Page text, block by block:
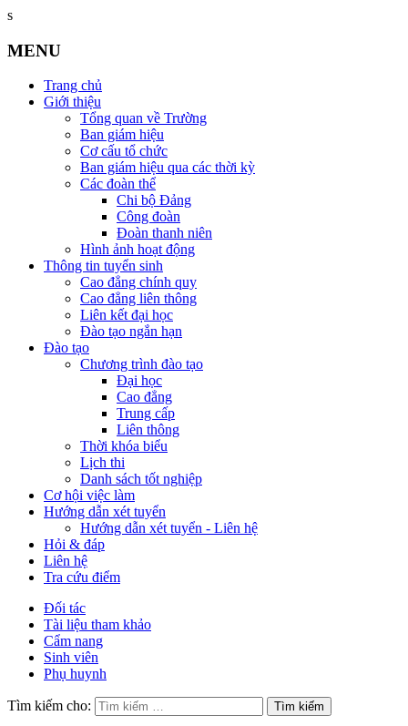
s
MENU
Trang chủ
Giới thiệu
Tổng quan về Trường
Ban giám hiệu
Cơ cấu tổ chức
Ban giám hiệu qua các thời kỳ
Các đoàn thể
Chi bộ Đảng
Công đoàn
Đoàn thanh niên
Hình ảnh hoạt động
Thông tin tuyển sinh
Cao đẳng chính quy
Cao đẳng liên thông
Liên kết đại học
Đào tạo ngắn hạn
Đào tạo
Chương trình đào tạo
Đại học
Cao đẳng
Trung cấp
Liên thông
Thời khóa biểu
Lịch thi
Danh sách tốt nghiệp
Cơ hội việc làm
Hướng dẫn xét tuyển
Hướng dẫn xét tuyển - Liên hệ
Hỏi & đáp
Liên hệ
Tra cứu điểm
Đối tác
Tài liệu tham khảo
Cẩm nang
Sinh viên
Phụ huynh
Tìm kiếm cho: